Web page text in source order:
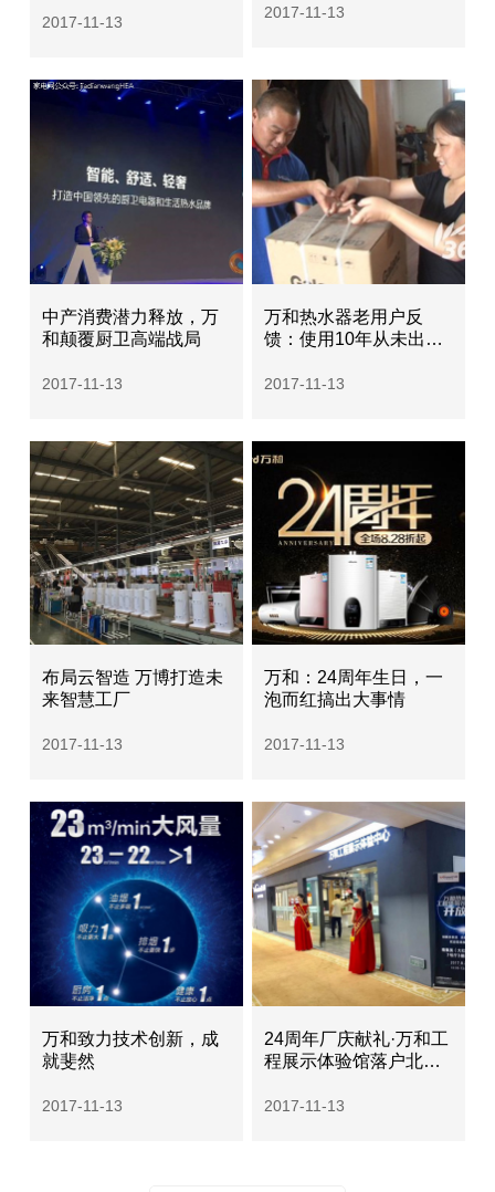
2017-11-13
2017-11-13
中产消费潜力释放，万
和颠覆厨卫高端战局
2017-11-13
万和热水器老用户反
馈：使用10年从未出现
2017-11-13
布局云智造 万博打造未
来智慧工厂
2017-11-13
万和：24周年生日，一
泡而红搞出大事情
2017-11-13
万和致力技术创新，成
就斐然
2017-11-13
24周年厂庆献礼·万和工
程展示体验馆落户北京
2017-11-13